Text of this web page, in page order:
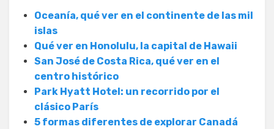
Oceanía, qué ver en el continente de las mil
islas
Qué ver en Honolulu, la capital de Hawaii
San José de Costa Rica, qué ver en el
centro histórico
Park Hyatt Hotel: un recorrido por el
clásico París
5 formas diferentes de explorar Canadá